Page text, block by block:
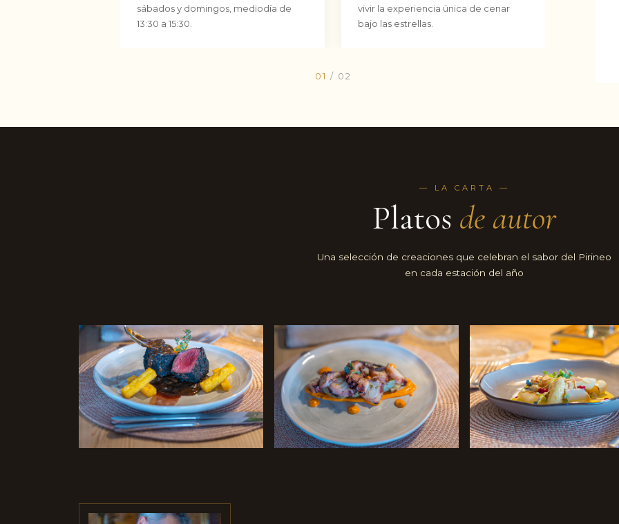
sábados y domingos, mediodía de
13:30 a 15:30.
vivir la experiencia única de cenar
bajo las estrellas.
01 / 02
— LA CARTA —
Platos de autor
Una selección de creaciones que celebran el sabor del Pirineo
en cada estación del año